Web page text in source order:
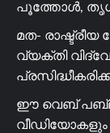
പൂത്തോൾ,
മത-
വ്യക്തി
ഈ വെബ്
വീഡിയോകളും